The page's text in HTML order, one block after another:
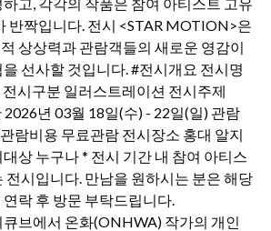
브에서 온화(ONHWA) 작가의 개인